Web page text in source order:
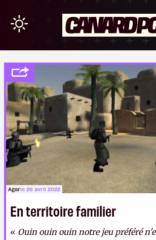
Agarle 26 avril 2022
En territoire familier
« Ouin ouin ouin notre jeu préféré